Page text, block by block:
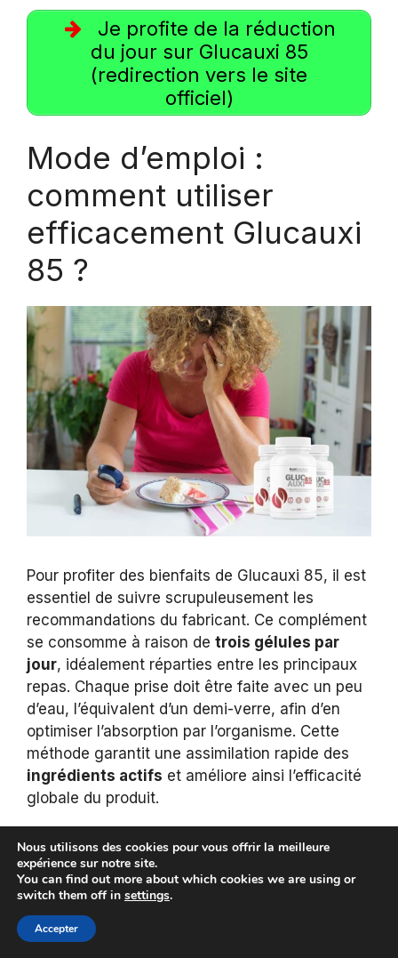
Je profite de la réduction
du jour sur Glucauxi 85
(redirection vers le site
officiel)
Mode d’emploi :
comment utiliser
efficacement Glucauxi
85 ?
Pour profiter des bienfaits de Glucauxi 85, il est
essentiel de suivre scrupuleusement les
recommandations du fabricant. Ce complément
se consomme à raison de trois gélules par
jour, idéalement réparties entre les principaux
repas. Chaque prise doit être faite avec un peu
d’eau, l’équivalent d’un demi-verre, afin d’en
optimiser l’absorption par l’organisme. Cette
méthode garantit une assimilation rapide des
ingrédients actifs et améliore ainsi l’efficacité
globale du produit.
L’intérêt d’une administration en plusieurs fois
réside dans le maintien d’une
glycémiquetout au long de la journée. La
continue sur la régulation du sucre dans le
Nous utilisons des cookies pour vous offrir la meilleure
expérience sur notre site.
You can find out more about which cookies we are using or
switch them off in settings.
Accepter